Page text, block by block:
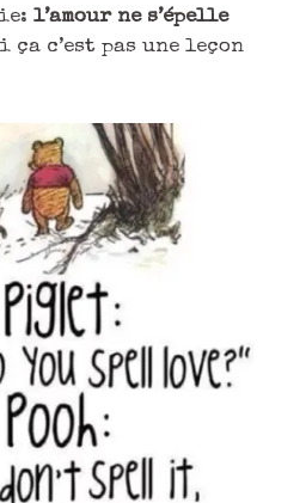
l’amour ne s’épelle
ça c’est pas une leçon